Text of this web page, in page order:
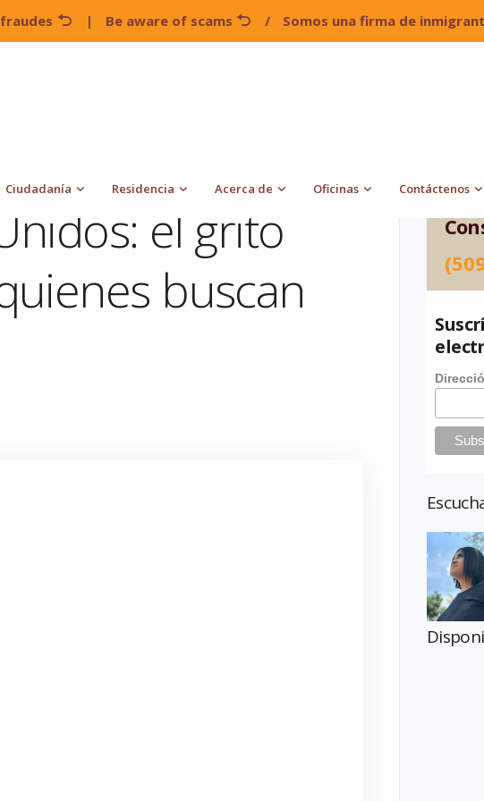
| Be aware of scams / Somos una firma de
Ciudadanía Residencia Acerca de Oficinas Contáctenos
el grito
buscan